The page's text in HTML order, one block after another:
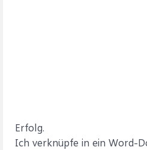
Erfolg.
Ich verknüpfe in ein Word-